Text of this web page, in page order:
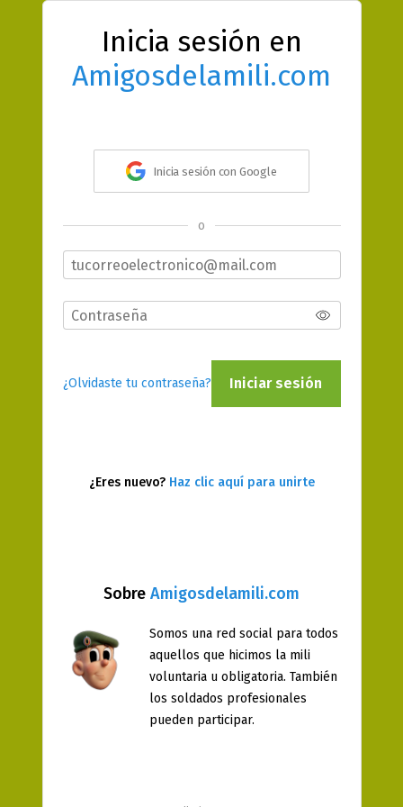
Sobre Amigosdelamili.com
Somos una red social para todos
aquellos que hicimos la mili
voluntaria u obligatoria. También
los soldados profesionales
pueden participar.
Inicia sesión en
Amigosdelamili.com
Inicia sesión con Google
o
¿Olvidaste tu contraseña? Iniciar sesión
¿Eres nuevo? Haz clic aquí para unirte